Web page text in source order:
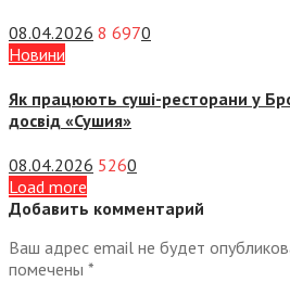
08.04.2026 8 6970
Новини
Як працюють суші-ресторани у
досвід «Сушия»
08.04.2026 5260
Load more
Добавить комментарий
Ваш адрес email не будет
помечены *